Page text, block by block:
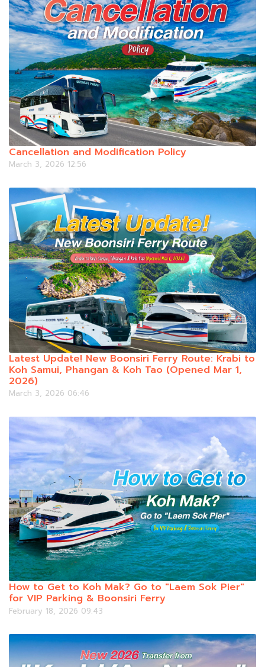
Cancellation and Modification Policy
March 3, 2026 12:56
Latest Update! New Boonsiri Ferry Route: Krabi to
Koh Samui, Phangan & Koh Tao (Opened Mar 1,
2026)
March 3, 2026 06:46
How to Get to Koh Mak? Go to "Laem Sok Pier"
for VIP Parking & Boonsiri Ferry
February 18, 2026 09:43